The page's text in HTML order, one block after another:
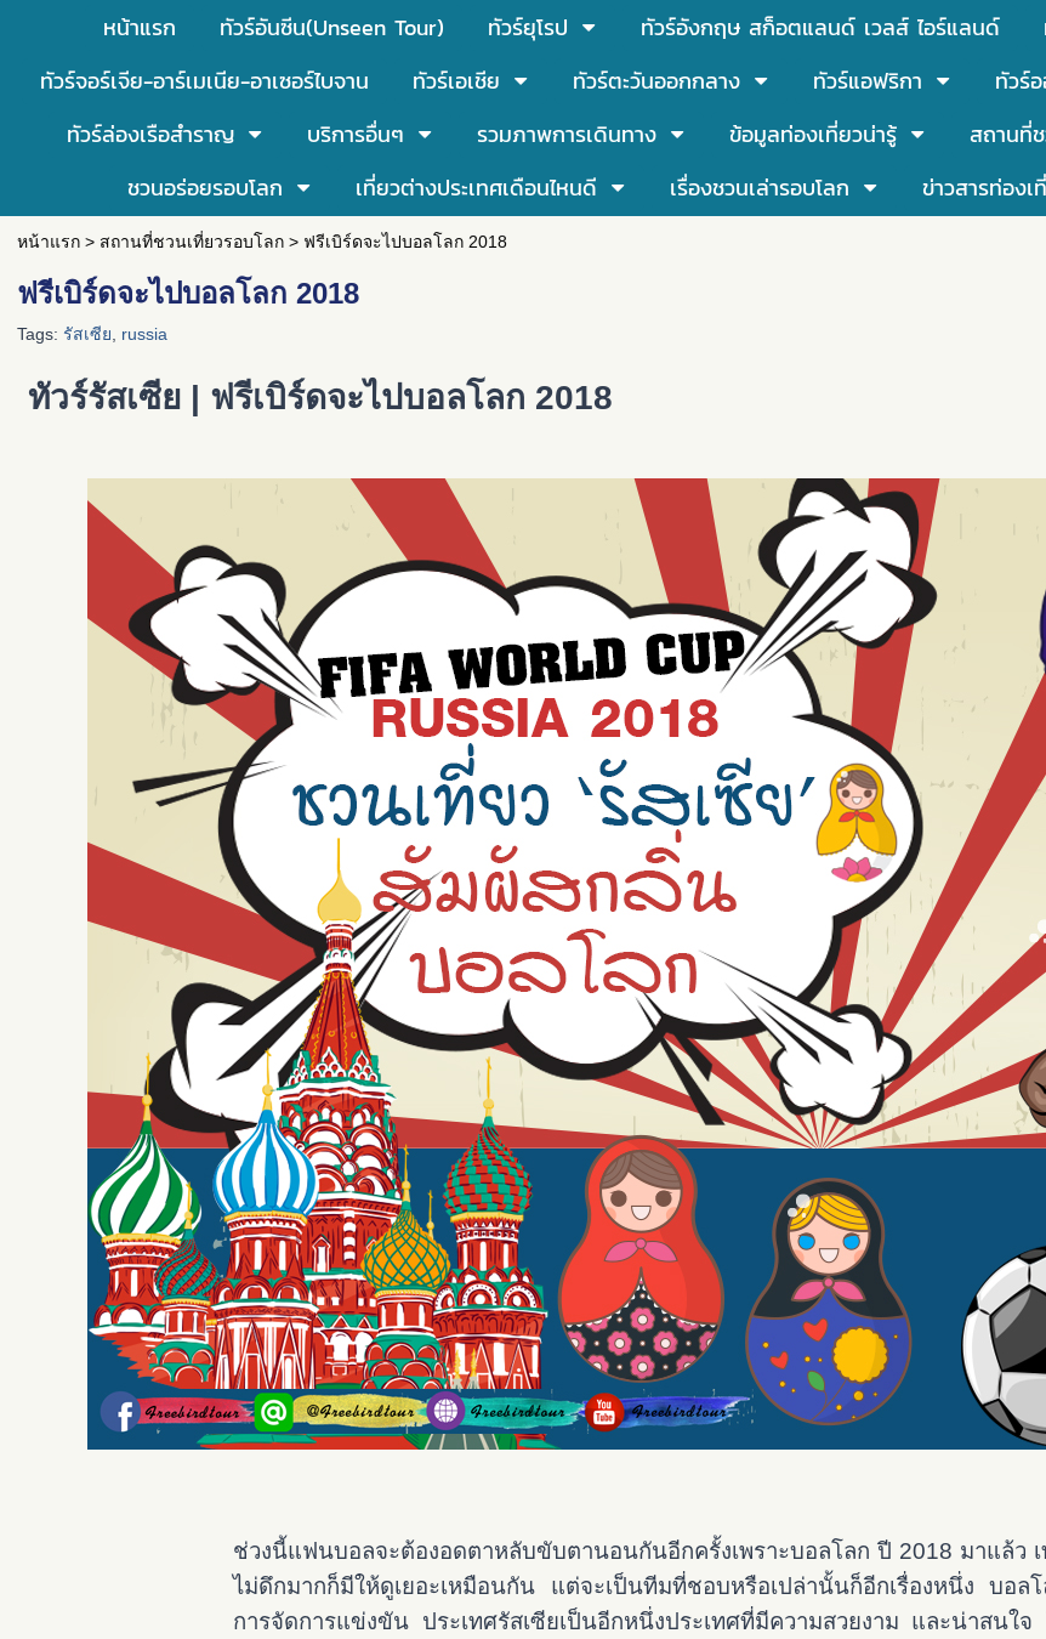
หน้าแรก ทัวร์อันซีน(Unseen Tour) ทัวร์ยุโรป ทัวร์อังกฤษ สก็อตแลนด์ เวลส์ ไอร์แลนด์
ทัวร์จอร์เจีย-อาร์เมเนีย-อาเซอร์ไบจาน
ทัวร์เอเชีย ทัวร์ตะวันออกกลาง ทัวร์แอฟริกา ทัวร์
ทัวร์ล่องเรือสำราญ
บริการอื่นๆ รวมภาพการเดินทาง ข้อมูลท่องเที่ยวน่ารู้ สถานที่
ชวนอร่อยรอบโลก
เที่ยวต่างประเทศเดือนไหนดี เรื่องชวนเล่ารอบโลก ข่าวสารท่องเ
หน้าแรก> สถานที่ชวนเที่ยวรอบโลก> ฟรีเบิร์ดจะไปบอลโลก 2018
ฟรีเบิร์ดจะไปบอลโลก 2018
Tags: รัสเซีย russia
ทัวร์รัสเซีย | ฟรีเบิร์ดจะไปบอลโลก 2018
ช่วงนี้แฟนบอลจะต้องอดตาหลับขับตานอนกันอีกครั้งเพราะบอลโลก ปี 2018 มาแล้ว
ไม่ดึกมากก็มีให้ดูเยอะเหมือนกัน แต่จะเป็นทีมที่ชอบหรือเปล่านั้นก็อีกเรื่องหนึ่ง บอลโ
การจัดการแข่งขัน ประเทศรัสเซียเป็นอีกหนึ่งประเทศที่มีความสวยงาม และน่าสนใจ